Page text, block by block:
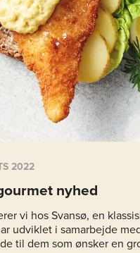
2022
nyhed
vi hos Svansø, en
udviklet i samarbejde
til dem som ønsker en